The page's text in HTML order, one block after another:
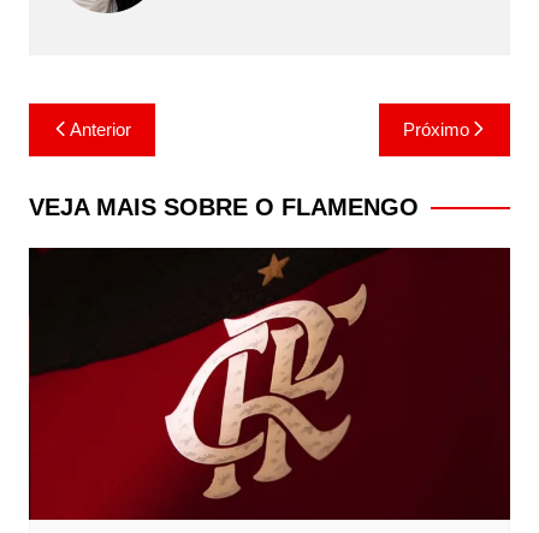
Navegação
de
Post
Anterior Próximo
VEJA MAIS SOBRE O FLAMENGO